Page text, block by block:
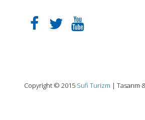
Copyright © 2015 Sufi Turizm | Tasarım